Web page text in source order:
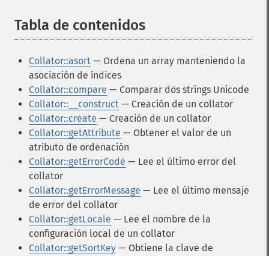
Tabla de contenidos
Collator::asort — Ordena un array manteniendo la
asociación de índices
Collator::compare — Comparar dos strings Unicode
Collator::__construct — Creación de un collator
Collator::create — Creación de un collator
Collator::getAttribute — Obtener el valor de un
atributo de ordenación
Collator::getErrorCode — Lee el último error del
collator
Collator::getErrorMessage — Lee el último mensaje
de error del collator
Collator::getLocale — Lee el nombre de la
configuración local de un collator
Collator::getSortKey — Obtiene la clave de